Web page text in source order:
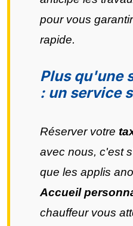
pour vous
rapide.
Plus qu'une
: un service
Réserver votre
avec nous, c'est
que les applis
Accueil
chauffeur vous